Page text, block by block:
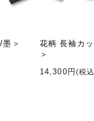
＞
花柄 長袖カ
＞
14,300円 (税